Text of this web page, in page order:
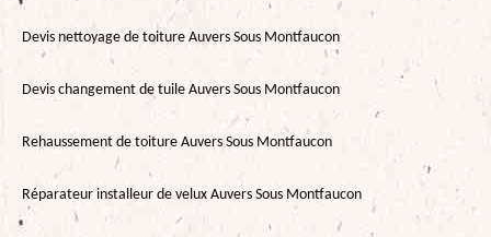
Devis nettoyage de toiture Auvers Sous Montfaucon
Devis changement de tuile Auvers Sous Montfaucon
Rehaussement de toiture Auvers Sous Montfaucon
Réparateur installeur de velux Auvers Sous Montfaucon